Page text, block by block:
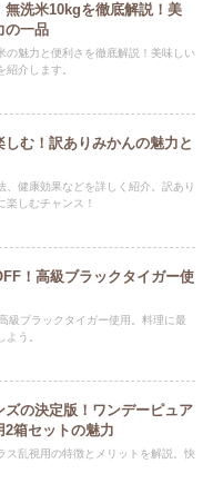
無洗米10kgを徹底解説！美
の一品
の魅力と便利さを徹底解説！美味しい
介します。
む！訳ありみかんの魅力と
、健康効果などを詳しく紹介。訳あり
楽しむチャンス！
！高級ブラックタイガー使
級ブラックタイガー使用。料理に最
う。
の決定版！ワンデーピュア
2箱セットの魅力
ス乱視用の特徴とメリットを解説。快